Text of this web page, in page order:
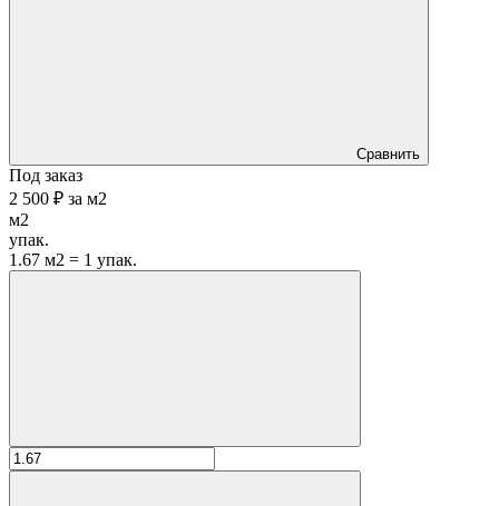
Сравнить
Под заказ
2 500 ₽ за м2
м2
упак.
1.67 м2 = 1 упак.